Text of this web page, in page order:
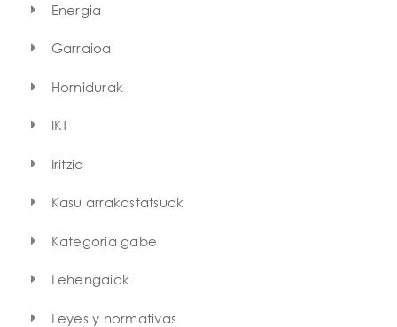
Energia
Garraioa
Hornidurak
IKT
Iritzia
Kasu arrakastatsuak
Kategoria gabe
Lehengaiak
Leyes y normativas